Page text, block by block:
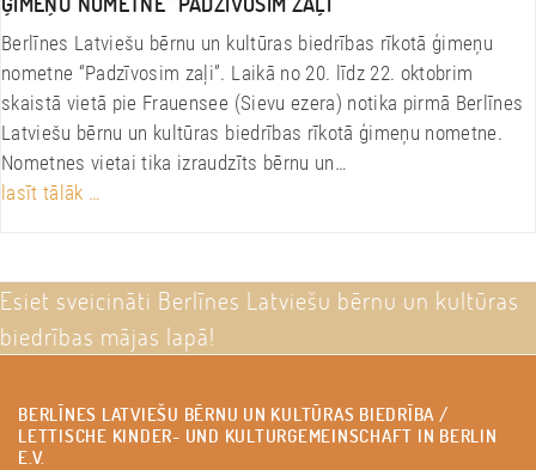
Berlīnes Latviešu bērnu un kultūras biedrības rīkotā ģimeņu
nometne “Padzīvosim zaļi”. Laikā no 20. līdz 22. oktobrim
skaistā vietā pie Frauensee (Sievu ezera) notika pirmā Berlīnes
Latviešu bērnu un kultūras biedrības rīkotā ģimeņu nometne.
Nometnes vietai tika izraudzīts bērnu un…
lasīt tālāk …
Esiet sveicināti Berlīnes Latviešu bērnu un kultūras
biedrības mājas lapā!
BERLĪNES LATVIEŠU BĒRNU UN KULTŪRAS BIEDRĪBA /
LETTISCHE KINDER- UND KULTURGEMEINSCHAFT IN BERLIN
E.V.